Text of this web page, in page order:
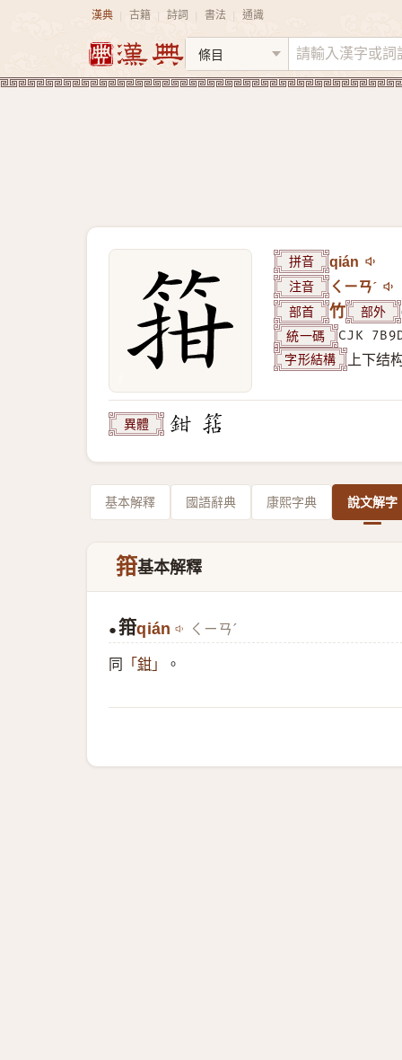
漢典 古籍 詩詞 書法 通識
拼音 qián
注音 ㄑㄧㄢˊ
部首 竹 部外
統一碼 CJK
字形結構 上下结
異體
基本解釋 國語辭典 康熙字典 說文解字
箝基本解釋
● 箝qián ㄑㄧㄢˊ
同 「 鉗 」 。